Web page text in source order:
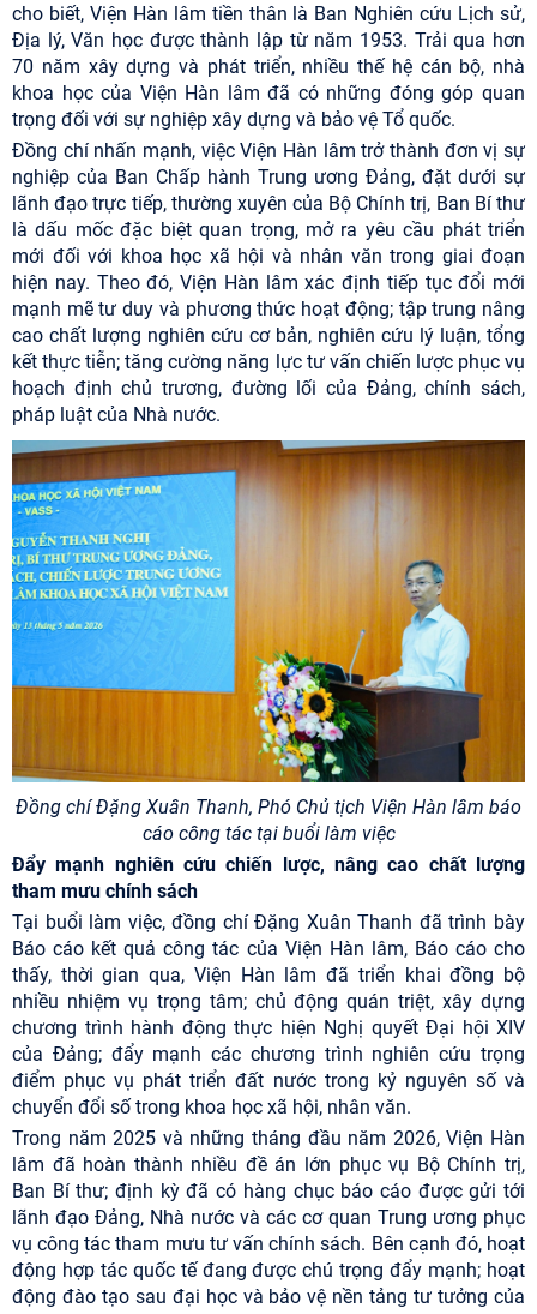
cho biết, Viện Hàn lâm tiền thân là Ban Nghiên cứu Lịch sử,
Địa lý, Văn học được thành lập từ năm 1953. Trải qua hơn
70 năm xây dựng và phát triển, nhiều thế hệ cán bộ, nhà
khoa học của Viện Hàn lâm đã có những đóng góp quan
trọng đối với sự nghiệp xây dựng và bảo vệ Tổ quốc.
Đồng chí nhấn mạnh, việc Viện Hàn lâm trở thành đơn vị sự
nghiệp của Ban Chấp hành Trung ương Đảng, đặt dưới sự
lãnh đạo trực tiếp, thường xuyên của Bộ Chính trị, Ban Bí thư
là dấu mốc đặc biệt quan trọng, mở ra yêu cầu phát triển
mới đối với khoa học xã hội và nhân văn trong giai đoạn
hiện nay. Theo đó, Viện Hàn lâm xác định tiếp tục đổi mới
mạnh mẽ tư duy và phương thức hoạt động; tập trung nâng
cao chất lượng nghiên cứu cơ bản, nghiên cứu lý luận, tổng
kết thực tiễn; tăng cường năng lực tư vấn chiến lược phục vụ
hoạch định chủ trương, đường lối của Đảng, chính sách,
pháp luật của Nhà nước.
Đồng chí Đặng Xuân Thanh, Phó Chủ tịch Viện Hàn lâm báo
cáo công tác tại buổi làm việc
Đẩy mạnh nghiên cứu chiến lược, nâng cao chất lượng
tham mưu chính sách
Tại buổi làm việc, đồng chí Đặng Xuân Thanh đã trình bày
Báo cáo kết quả công tác của Viện Hàn lâm, Báo cáo cho
thấy, thời gian qua, Viện Hàn lâm đã triển khai đồng bộ
nhiều nhiệm vụ trọng tâm; chủ động quán triệt, xây dựng
chương trình hành động thực hiện Nghị quyết Đại hội XIV
của Đảng; đẩy mạnh các chương trình nghiên cứu trọng
điểm phục vụ phát triển đất nước trong kỷ nguyên số và
chuyển đổi số trong khoa học xã hội, nhân văn.
Trong năm 2025 và những tháng đầu năm 2026, Viện Hàn
lâm đã hoàn thành nhiều đề án lớn phục vụ Bộ Chính trị,
Ban Bí thư; định kỳ đã có hàng chục báo cáo được gửi tới
lãnh đạo Đảng, Nhà nước và các cơ quan Trung ương phục
vụ công tác tham mưu tư vấn chính sách. Bên cạnh đó, hoạt
động hợp tác quốc tế đang được chú trọng đẩy mạnh; hoạt
động đào tạo sau đại học và bảo vệ nền tảng tư tưởng của